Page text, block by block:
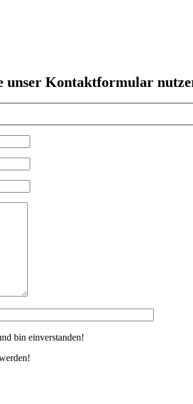
unser Kontaktformular
bin einverstanden!